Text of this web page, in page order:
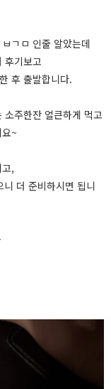
ㄱㅁ 인줄 알았는데
후기보고
후 출발합니다.
주한잔 얼큰하게 먹고
~
,
더 준비하시면 됩니